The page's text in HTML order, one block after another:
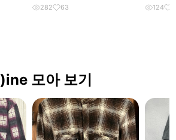
282 63 124
모아 보기